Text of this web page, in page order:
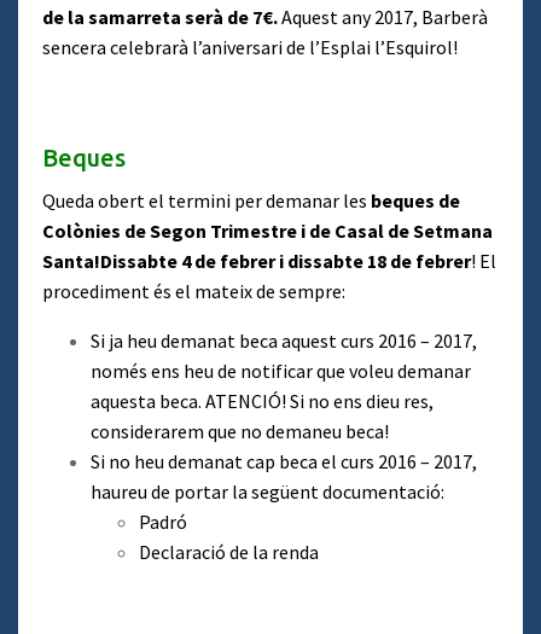
de la samarreta serà de 7€.Aquest any 2017, Barberà
sencera celebrarà l’aniversari de l’Esplai l’Esquirol!
Beques
Queda obert el termini per demanar les beques de
Colònies de Segon Trimestre i de Casal de Setmana
Santa!Dissabte 4 de febrer i dissabte 18 de febrer! El
procediment és el mateix de sempre:
Si ja heu demanat beca aquest curs 2016 – 2017,
només ens heu de notificar que voleu demanar
aquesta beca. ATENCIÓ! Si no ens dieu res,
considerarem que no demaneu beca!
Si no heu demanat cap beca el curs 2016 – 2017,
haureu de portar la següent documentació:
Padró
Declaració de la renda